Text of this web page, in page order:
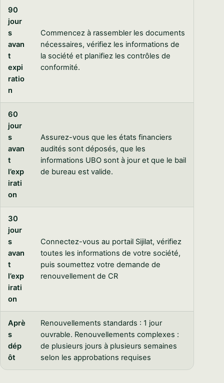
90
jour
s
avan
t
expi
ratio
n
Commencez à rassembler les documents
nécessaires, vérifiez les informations de
la société et planifiez les contrôles de
conformité.
60
jour
s
avan
t
l’exp
irati
on
Assurez-vous que les états financiers
audités sont déposés, que les
informations UBO sont à jour et que le bail
de bureau est valide.
30
jour
s
avan
t
l’exp
irati
on
Connectez-vous au portail Sijilat, vérifiez
toutes les informations de votre société,
puis soumettez votre demande de
renouvellement de CR
Aprè
s
dép
ôt
Renouvellements standards : 1 jour
ouvrable. Renouvellements complexes :
de plusieurs jours à plusieurs semaines
selon les approbations requises